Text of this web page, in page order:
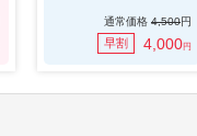
通常価格 4,500円
早割 4,000円